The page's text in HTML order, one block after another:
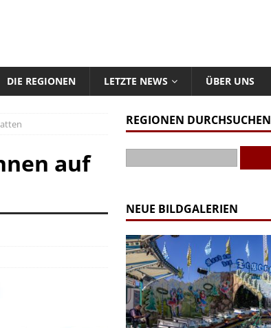
DIE REGIONEN LETZTE NEWS ÜBER UNS
auf
REGIONEN DURCHSUCHEN
NEUE BILDGALERIEN